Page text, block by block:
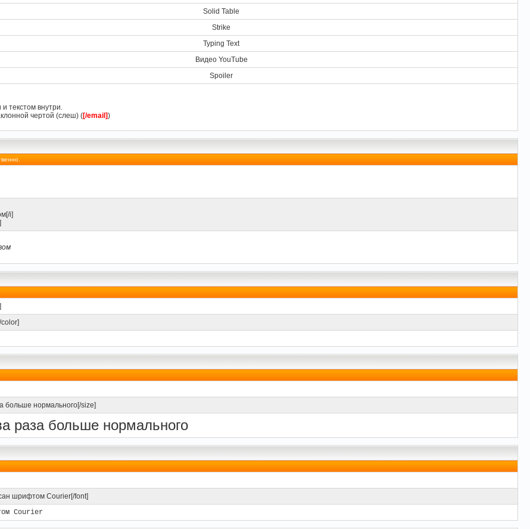
Solid Table
Strike
Typing Text
Видео YouTube
Spoiler
текстом внутри.
чертой (слеш) ([/email])
i]
больше нормального[/size]
раза больше нормального
шрифтом Courier[/font]
Courier